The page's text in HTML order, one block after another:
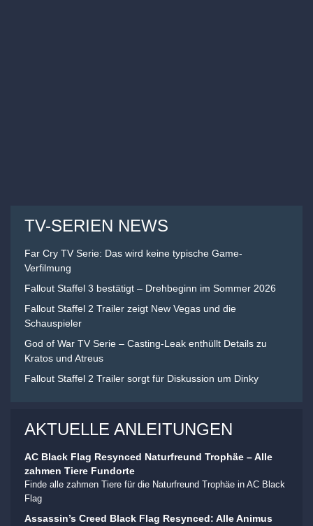
TV-SERIEN NEWS
Far Cry TV Serie: Das wird keine typische Game-
Verfilmung
Fallout Staffel 3 bestätigt – Drehbeginn im Sommer 2026
Fallout Staffel 2 Trailer zeigt New Vegas und die
Schauspieler
God of War TV Serie – Casting-Leak enthüllt Details zu
Kratos und Atreus
Fallout Staffel 2 Trailer sorgt für Diskussion um Dinky
AKTUELLE ANLEITUNGEN
AC Black Flag Resynced Naturfreund Trophäe – Alle
zahmen Tiere Fundorte
Finde alle zahmen Tiere für die Naturfreund Trophäe in AC Black
Flag
Assassin’s Creed Black Flag Resynced: Alle Animus